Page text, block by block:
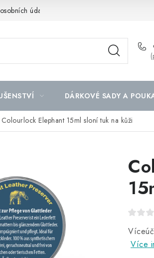
údajů
DÁRKOVÉ SADY A
Colourlock Elephant 15ml sloní tuk na kůži
Více